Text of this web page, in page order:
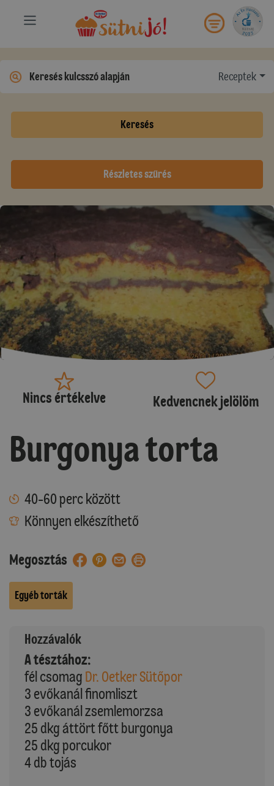
Receptek
Keresés
Részletes szűrés
Nincs értékelve Kedvencnek jelölöm
Burgonya torta
40-60 perc között
Könnyen elkészíthető
Megosztás
Egyéb torták
Hozzávalók
A tésztához:
fél csomag Dr. Oetker Sütőpor
3 evőkanál finomliszt
3 evőkanál zsemlemorzsa
25 dkg áttört főtt burgonya
25 dkg porcukor
4 db tojás